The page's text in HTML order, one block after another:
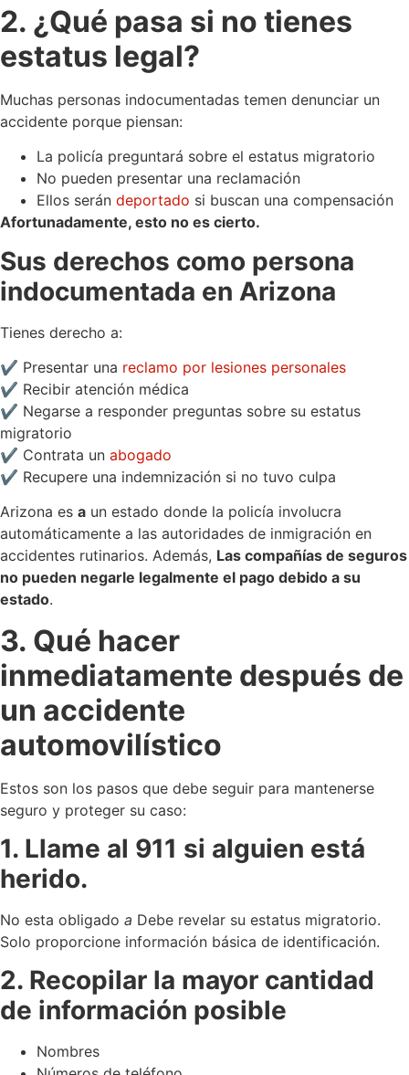
2. ¿Qué pasa si no tienes
estatus legal?
Muchas personas indocumentadas temen denunciar un
accidente porque piensan:
La policía preguntará sobre el estatus migratorio
No pueden presentar una reclamación
Ellos serán deportado si buscan una compensación
Afortunadamente, esto no es cierto.
Sus derechos como persona
indocumentada en Arizona
Tienes derecho a:
✔ Presentar una reclamo por lesiones personales
✔ Recibir atención médica
✔ Negarse a responder preguntas sobre su estatus
migratorio
✔ Contrata un abogado
✔ Recupere una indemnización si no tuvo culpa
Arizona es a un estado donde la policía involucra
automáticamente a las autoridades de inmigración en
accidentes rutinarios. Además, Las compañías de seguros
no pueden negarle legalmente el pago debido a su
estado.
3. Qué hacer
inmediatamente después de
un accidente
automovilístico
Estos son los pasos que debe seguir para mantenerse
seguro y proteger su caso:
1. Llame al 911 si alguien está
herido.
No esta obligado a Debe revelar su estatus migratorio.
Solo proporcione información básica de identificación.
2. Recopilar la mayor cantidad
de información posible
Nombres